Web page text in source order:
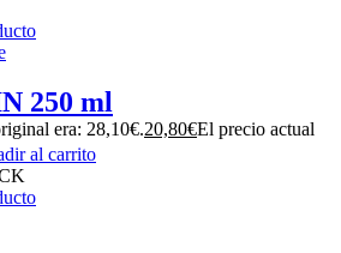
250 ml
era: 28,10€.20,80€El precio actual
al carrito